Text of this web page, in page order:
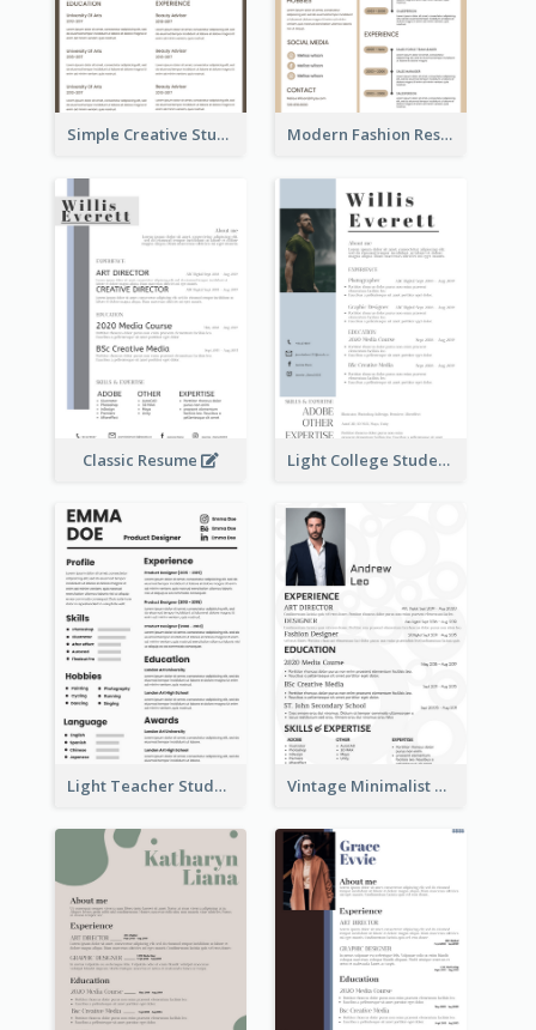
Simple Creative Student Resume Modern Fashion Resume
Classic Resume Light College Student Resume
Light Teacher Student Resume Vintage Minimalist Photography Resume